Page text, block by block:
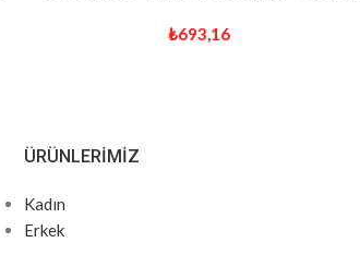
₺693,16
ÜRÜNLERIMIZ
Kadın
Erkek